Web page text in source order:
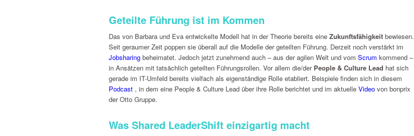
Geteilte Führung ist im Kommen
Das von Barbara und Eva entwickelte Modell hat in der Theorie bereits eine Zukunftsfähigkeit bewiesen.
Seit geraumer Zeit poppen sie überall auf die Modelle der geteilten Führung. Derzeit noch verstärkt im
Jobsharing beheimatet. Jedoch jetzt zunehmend auch – aus der agilen Welt und vom Scrum kommend –
in Ansätzen mit tatsächlich geteilten Führungsrollen. Vor allem die/der People & Culture Lead hat sich
gerade im IT-Umfeld bereits vielfach als eigenständige Rolle etabliert. Beispiele finden sich in diesem
Podcast , in dem eine People & Culture Lead über ihre Rolle berichtet und im aktuelle Video von bonprix
der Otto Gruppe.
Was Shared LeaderShift einzigartig macht